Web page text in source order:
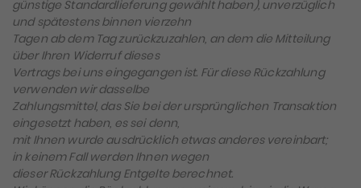
günstige Standardlieferung gewählt haben), unverzüglich
und spätestens binnen vierzehn
Tagen ab dem Tag zurückzuzahlen, an dem die Mitteilung
über Ihren Widerruf dieses
Vertrags bei uns eingegangen ist. Für diese Rückzahlung
verwenden wir dasselbe
Zahlungsmittel, das Sie bei der ursprünglichen Transaktion
eingesetzt haben, es sei denn,
mit Ihnen wurde ausdrücklich etwas anderes vereinbart;
in keinem Fall werden Ihnen wegen
dieser Rückzahlung Entgelte berechnet.